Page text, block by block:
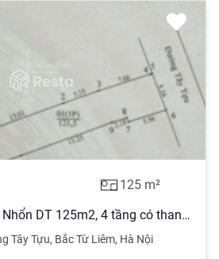
125 m²
Bán nhà giáp ngã 4 Nhổn DT 125m2, 4 tầng có thang máy. Sổ chính chủ, giá 26 tỷ
Tây Tựu, Bắc Từ Liêm, Hà Nội